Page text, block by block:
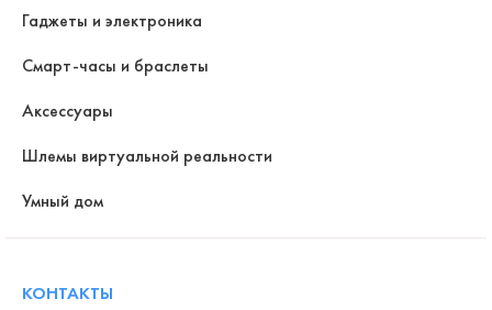
Гаджеты и электроника
Смарт-часы и браслеты
Аксессуары
Шлемы виртуальной реальности
Умный дом
КОНТАКТЫ